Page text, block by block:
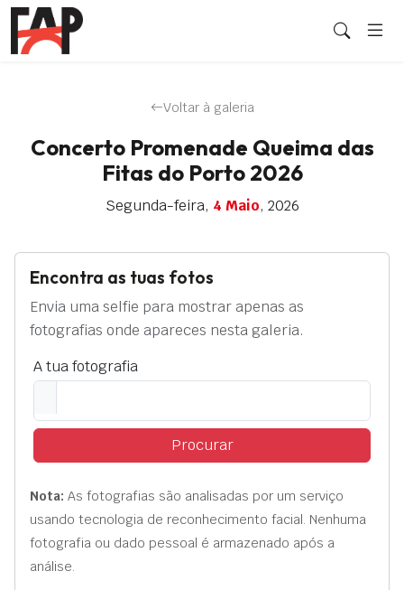
Voltar à galeria
Concerto Promenade Queima das
Fitas do Porto 2026
Segunda-feira, 4 Maio, 2026
Encontra as tuas fotos
Envia uma selfie para mostrar apenas as
fotografias onde apareces nesta galeria.
A tua fotografia
Procurar
Nota: As fotografias são analisadas por um serviço
usando tecnologia de reconhecimento facial. Nenhuma
fotografia ou dado pessoal é armazenado após a
análise.